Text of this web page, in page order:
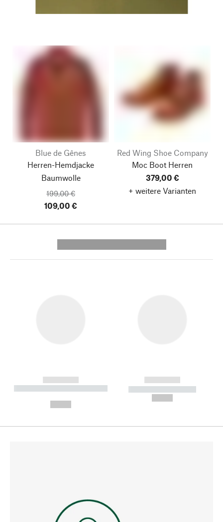
Blue de Gênes
Herren-Hemdjacke
Baumwolle
199,00 €
109,00 €
Red Wing Shoe Company
Moc Boot Herren
379,00 €
+ weitere Varianten
------------
----------- ----------- --------
------------
----------- -----------